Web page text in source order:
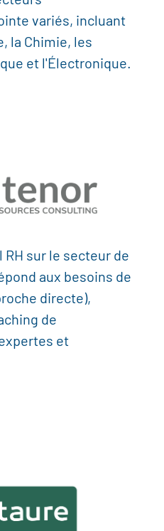
variés, incluant
la Chimie, les
et l'Électronique.
RH sur le secteur de
aux besoins de
directe),
de
et